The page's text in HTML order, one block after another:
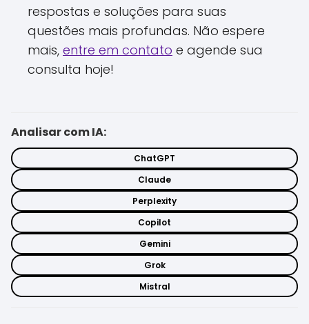
respostas e soluções para suas
questões mais profundas. Não espere
mais, entre em contato e agende sua
consulta hoje!
Analisar com IA:
ChatGPT
Claude
Perplexity
Copilot
Gemini
Grok
Mistral